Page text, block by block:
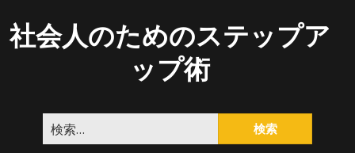
to
content
社会人のためのステップア
ップ術
索: